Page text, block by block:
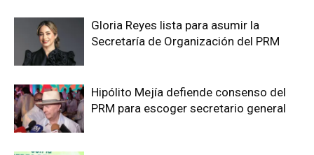
Gloria Reyes lista para asumir la
Secretaría de Organización del PRM
Hipólito Mejía defiende consenso del
PRM para escoger secretario general